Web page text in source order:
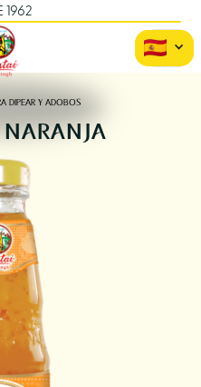
1962
DIPEAR Y ADOBOS